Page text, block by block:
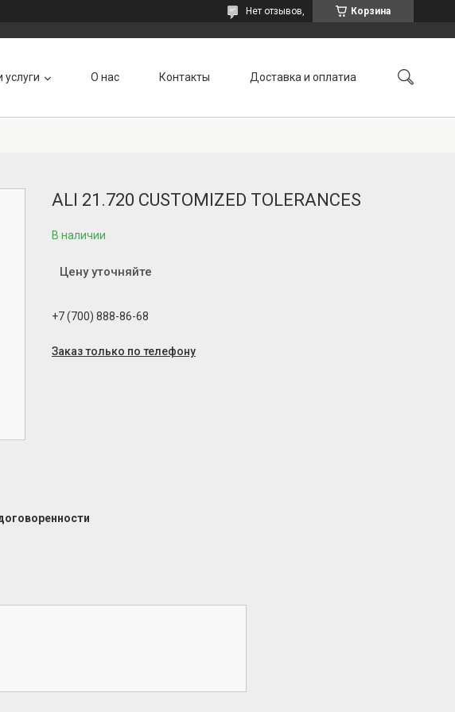
Корзина
Нет отзывов,
услуги О нас Контакты Доставка и оплатиа
ALI 21.720 CUSTOMIZED TOLERANCES
В наличии
Цену уточняйте
+7 (700) 888-86-68
Заказ только по телефону